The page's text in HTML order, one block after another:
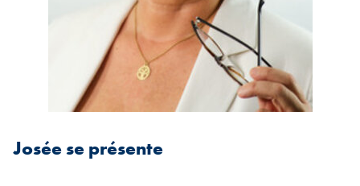
Josée se présente